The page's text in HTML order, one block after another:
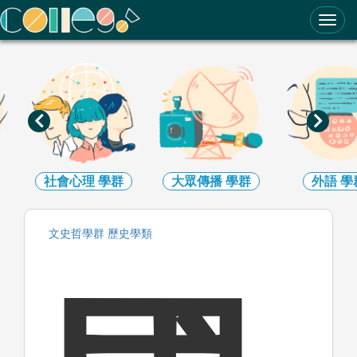
ColleGo! 大學選才與高中育才輔助系統
社會心理 學群 大眾傳播 學群 外語學
文史哲學群 歷史學類